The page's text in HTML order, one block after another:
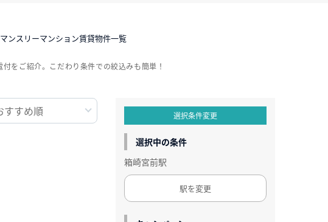
ンスリーマンション賃貸物件一覧
をご紹介。こだわり条件での絞込みも簡単！
選択条件変更
選択中の条件
箱崎宮前駅
駅を変更